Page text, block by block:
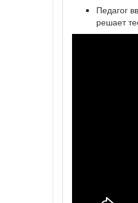
Педагог
решает